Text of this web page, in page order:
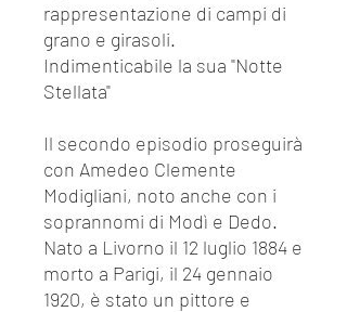
rappresentazione di campi di
grano e girasoli.
Indimenticabile la sua "Notte
Stellata"
Il secondo episodio proseguirà
con Amedeo Clemente
Modigliani, noto anche con i
soprannomi di Modì e Dedo.
Nato a Livorno il 12 luglio 1884 e
morto a Parigi, il 24 gennaio
1920, è stato un pittore e